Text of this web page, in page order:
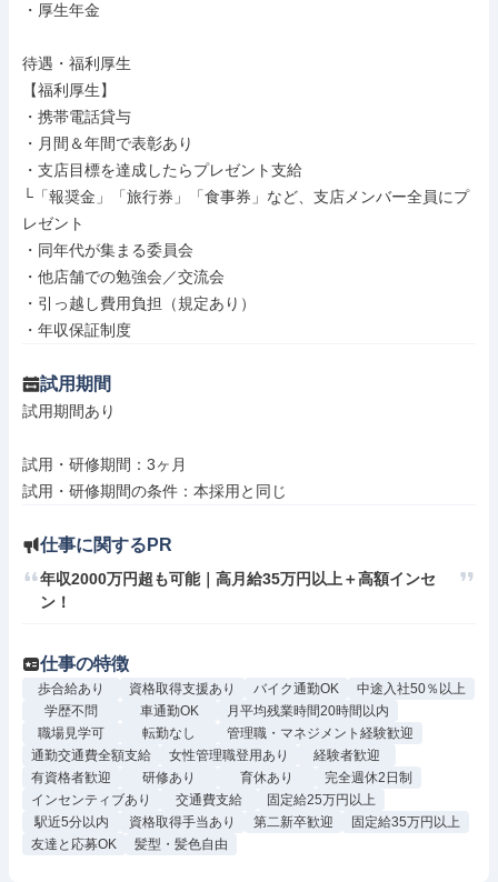
・厚生年金
待遇・福利厚生
【福利厚生】
・携帯電話貸与
・月間＆年間で表彰あり
・支店目標を達成したらプレゼント支給
└「報奨金」「旅行券」「食事券」など、支店メンバー全員にプ
レゼント
・同年代が集まる委員会
・他店舗での勉強会／交流会
・引っ越し費用負担（規定あり）
・年収保証制度
試用期間
試用期間あり
試用・研修期間：3ヶ月
仕事に関するPR
年収2000万円超も可能｜高月給35万円以上＋高額インセ
ン！
仕事の特徴
歩合給あり 資格取得支援あり バイク通勤OK
中途入社50％以上
学歴不問
車通勤OK
月平均残業時間20時間以内
職場見学可
転勤なし
管理職・マネジメント経験歓迎
通勤交通費全額支給
女性管理職登用あり
経験者歓迎
有資格者歓迎
研修あり 育休あり
完全週休2日制
インセンティブあり
交通費支給
固定給25万円以上
駅近5分以内
資格取得手当あり 第二新卒歓迎
固定給35万円以上
友達と応募OK
髪型・髪色自由